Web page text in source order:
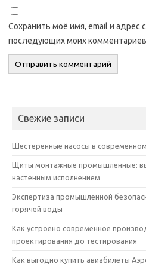
Сохранить моё имя, email и адрес
последующих моих
Свежие записи
Шестеренные насосы в
Щиты монтажные промышленные:
настенным исполнением
Экспертиза промышленной
горячей воды
Как устроено современное
проектирования до тестирования
Как выгодно купить авиабилеты